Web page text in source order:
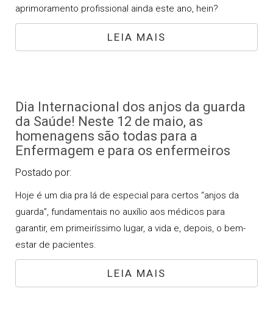
aprimoramento profissional ainda este ano, hein?
LEIA MAIS
Dia Internacional dos anjos da guarda
da Saúde! Neste 12 de maio, as
homenagens são todas para a
Enfermagem e para os enfermeiros
Postado por:
Hoje é um dia pra lá de especial para certos “anjos da
guarda”, fundamentais no auxílio aos médicos para
garantir, em primeiríssimo lugar, a vida e, depois, o bem-
estar de pacientes.
LEIA MAIS